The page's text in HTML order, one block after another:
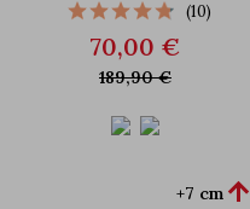
(10)
70,00 €
189,90 €
+7 cm 